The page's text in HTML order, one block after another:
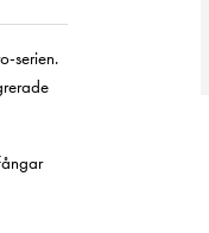
serien.